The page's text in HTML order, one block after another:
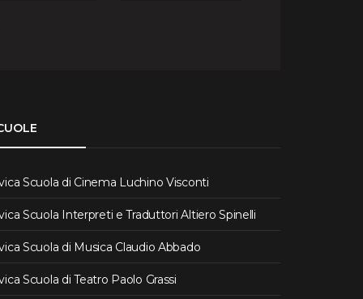
Scuola di Cinema Luchino Visconti
Scuola Interpreti e Traduttori Altiero Spinelli
Scuola di Musica Claudio Abbado
Scuola di Teatro Paolo Grassi